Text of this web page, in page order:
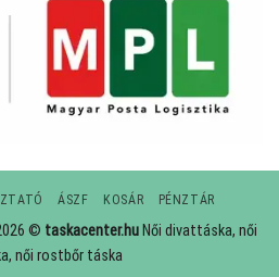
ÁSZF KOSÁR PÉNZTÁR
© taskacenter.hu Női divattáska, női
női rostbőr táska